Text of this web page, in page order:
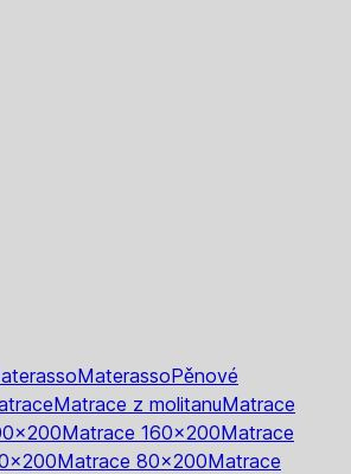
MaterassoPěnové
Matrace z molitanuMatrace
Matrace 160x200Matrace
Matrace 80x200Matrace